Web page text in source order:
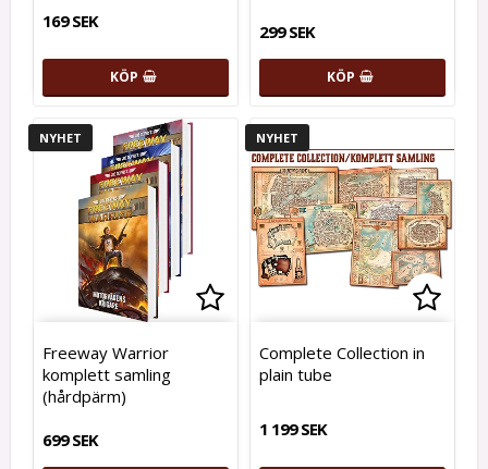
169 SEK
KÖP
299 SEK
KÖP
NYHET
Lägg till i favoritlistan
Freeway Warrior
komplett samling
(hårdpärm)
699 SEK
NYHET
Lägg
Complete Collection in
plain tube
1 199 SEK